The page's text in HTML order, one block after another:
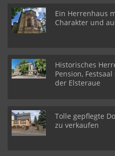
Ein Herrenhaus
Charakter und
Historisches
Pension,
der Elsteraue
Tolle gepflegte
zu verkaufen